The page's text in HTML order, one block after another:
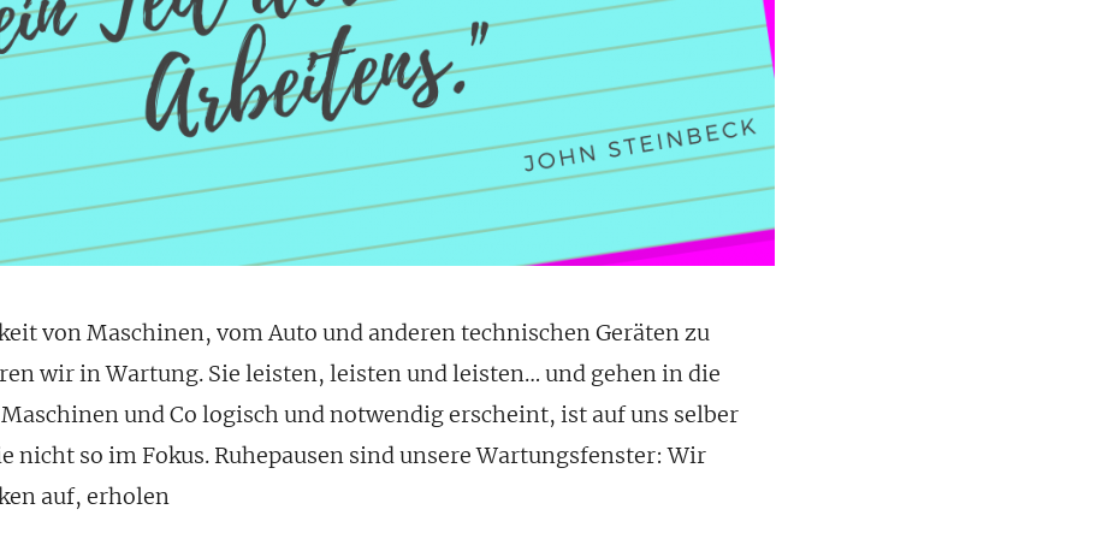
von Maschinen, vom Auto und anderen technischen Geräten zu
wir in Wartung. Sie leisten, leisten und leisten… und gehen in die
und Co logisch und notwendig erscheint, ist auf uns selber
nicht so im Fokus. Ruhepausen sind unsere Wartungsfenster: Wir
auf, erholen